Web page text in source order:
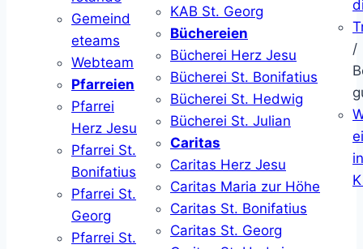
Gemeind
eteams
Webteam
Pfarreien
Pfarrei
Herz Jesu
Pfarrei St.
Bonifatius
Pfarrei St.
Georg
Pfarrei St.
KAB St. Georg
Büchereien
Bücherei Herz Jesu
Bücherei St. Bonifatius
Bücherei St. Hedwig
Bücherei St. Julian
Caritas
Caritas Herz Jesu
Caritas Maria zur Höhe
Caritas St. Bonifatius
Caritas St. Georg
/